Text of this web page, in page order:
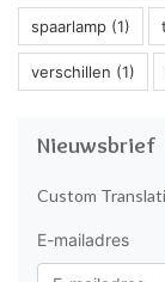
spaarlamp (1)
verschillen (1)
Nieuwsbrief
Custom
E-mailadres